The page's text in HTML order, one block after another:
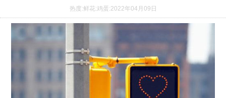
热度:鲜花:鸡蛋:2022年04月09日